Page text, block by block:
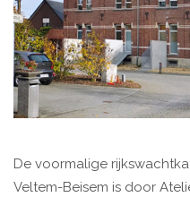
De voormalige
Veltem-Beisem is door